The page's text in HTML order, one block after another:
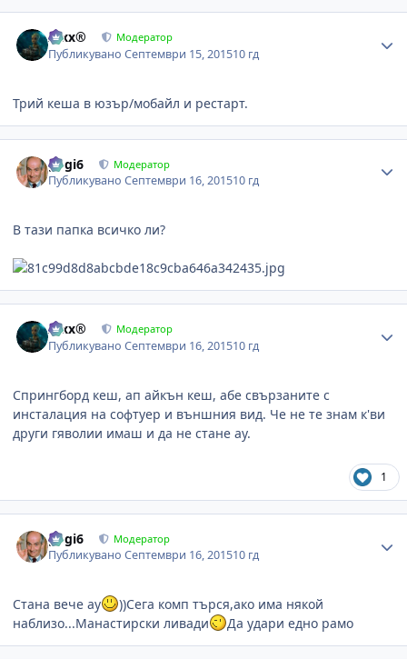
Alxx® Модератор
ПубликуваноСептември 15, 201510 гд
Трий кеша в юзър/мобайл и рестарт.
gogi6 Модератор
ПубликуваноСептември 16, 201510 гд
В тази папка всичко ли?
Alxx® Модератор
ПубликуваноСептември 16, 201510 гд
Спрингборд кеш, ап айкън кеш, абе свързаните с
инсталация на софтуер и външния вид. Че не те знам к'ви
други гяволии имаш и да не стане ау.
1
gogi6 Модератор
ПубликуваноСептември 16, 201510 гд
Стана вече ау
))Сега комп търся,ако има някой
наблизо...Манастирски ливади
Да удари едно рамо